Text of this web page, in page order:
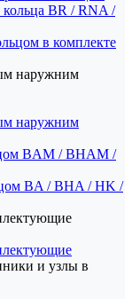
BR / RNA /
в комплекте
наружним
наружним
BAM / BHAM /
BA / BHA / HK /
и узлы в